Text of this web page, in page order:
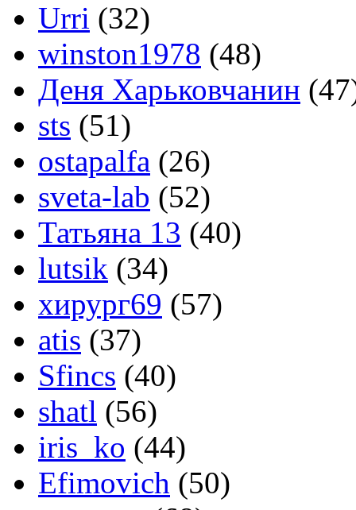
Urri (32)
winston1978 (48)
Деня Харьковчанин
sts (51)
ostapalfa (26)
sveta-lab (52)
Татьяна 13 (40)
lutsik (34)
хирург69 (57)
atis (37)
Sfincs (40)
shatl (56)
iris_ko (44)
Efimovich (50)